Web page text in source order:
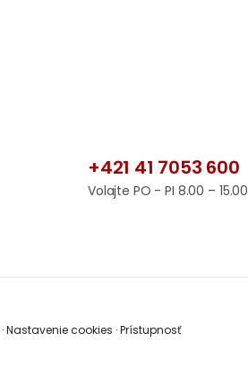
+421 41 7053 600
Volajte PO - PI 8.00 – 15.00
·Nastavenie cookies ·Prístupnosť